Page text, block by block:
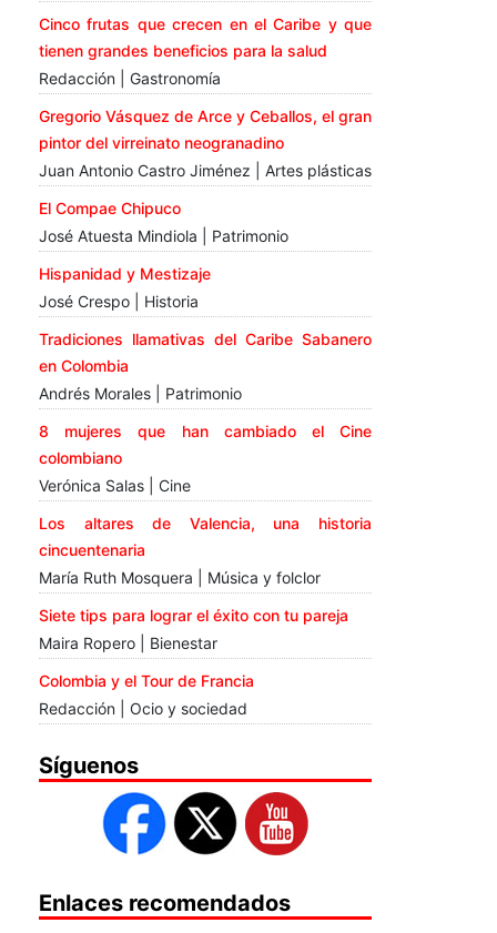
Cinco frutas que crecen en el Caribe y que
tienen grandes beneficios para la salud
Redacción | Gastronomía
Gregorio Vásquez de Arce y Ceballos, el gran
pintor del virreinato neogranadino
Juan Antonio Castro Jiménez | Artes plásticas
El Compae Chipuco
José Atuesta Mindiola | Patrimonio
Hispanidad y Mestizaje
José Crespo | Historia
Tradiciones llamativas del Caribe Sabanero
en Colombia
Andrés Morales | Patrimonio
8 mujeres que han cambiado el Cine
colombiano
Verónica Salas | Cine
Los altares de Valencia, una historia
cincuentenaria
María Ruth Mosquera | Música y folclor
Siete tips para lograr el éxito con tu pareja
Maira Ropero | Bienestar
Colombia y el Tour de Francia
Redacción | Ocio y sociedad
Síguenos
Enlaces recomendados